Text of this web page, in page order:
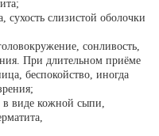
сухость слизистой оболочки
сонливость,
При длительном приёме
беспокойство, иногда
в виде кожной сыпи,